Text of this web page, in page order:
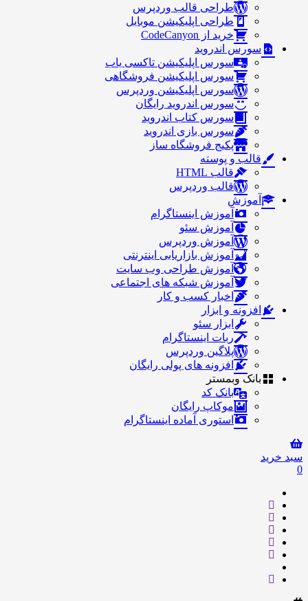
طراحی قالب وردپرس
طراحی اپلیکیشن موبایل
خرید از CodeCanyon
سورس اندروید
سورس اپلیکیشن تاکسی یاب
سورس اپلیکیشن فروشگاهی
سورس اپلیکیشن وردپرس
سورس اندروید رایگان
سورس کتاب اندروید
سورس بازی اندروید
پکیج فروشگاه ساز
قالب و پوسته
قالب HTML
قالب وردپرس
آموزش
آموزش اینستاگرام
آموزش سئو
آموزش وردپرس
آموزش بازاریابی اینترنتی
آموزش طراحی وب سایت
آموزش شبکه های اجتماعی
اخبار کسب و کار
افزونه و ابزار
ابزار سئو
ربات اینستاگرام
پلاگین وردپرس
افزونه های پولی رایگان
بانک وبمستر
بانک کد
موکاپ رایگان
استوری آماده اینستاگرام
سبد خرید
0